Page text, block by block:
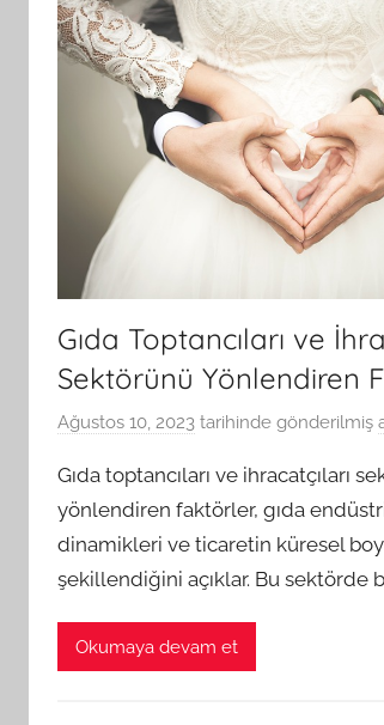
Gıda Toptancıları ve
Sektörünü Yönlendiren
Ağustos 10, 2023 tarihinde gönderilmiş
Gıda toptancıları ve ihracatçıları
yönlendiren faktörler, gıda
dinamikleri ve ticaretin küresel
şekillendiğini açıklar. Bu sektörde
Okumaya devam et